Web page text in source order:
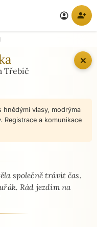
account_circle person_add
✕
Třebíč
hnědými vlasy, modrýma
Registrace a komunikace
společně trávit čas.
Rád jezdím na